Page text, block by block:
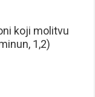
koji molitvu
1,2)